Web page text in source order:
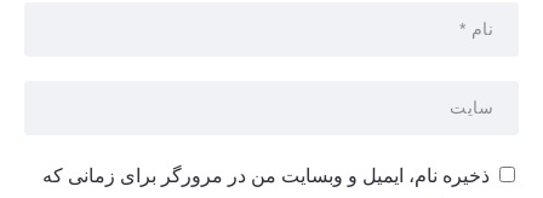
ذخیره نام، ایمیل و وبسایت من در مرورگر برای زمانی که